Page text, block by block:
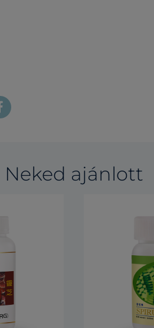
Neked ajánlott